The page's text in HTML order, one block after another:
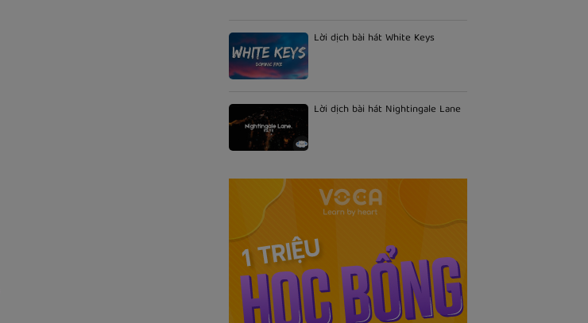
Lời dịch bài hát White Keys
Lời dịch bài hát Nightingale Lane